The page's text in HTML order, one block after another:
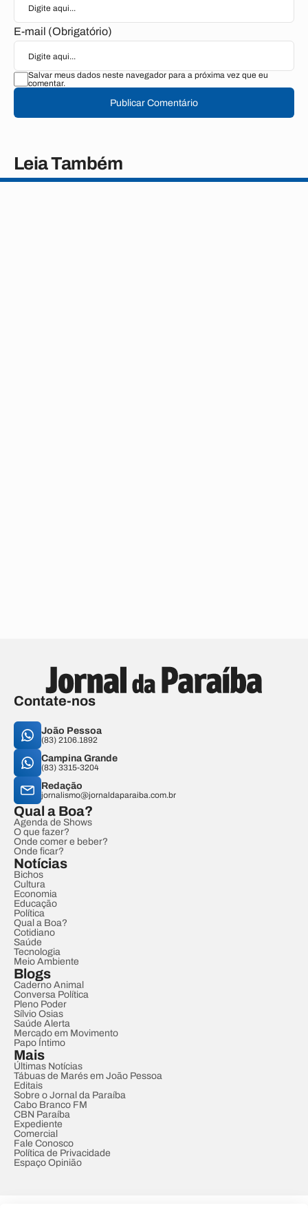
E-mail (Obrigatório)
Salvar meus dados neste navegador para a próxima vez que eu
comentar.
Publicar Comentário
Leia Também
Contate-nos
João Pessoa
(83) 2106.1892
Campina Grande
(83) 3315-3204
Redação
jornalismo@jornaldaparaiba.com.br
Qual a Boa?
Agenda de Shows
O que fazer?
Onde comer e beber?
Onde ficar?
Notícias
Bichos
Cultura
Economia
Educação
Política
Qual a Boa?
Cotidiano
Saúde
Tecnologia
Meio Ambiente
Blogs
Caderno Animal
Conversa Política
Pleno Poder
Sílvio Osias
Saúde Alerta
Mercado em Movimento
Papo Íntimo
Mais
Últimas Notícias
Tábuas de Marés em João Pessoa
Editais
Sobre o Jornal da Paraíba
Cabo Branco FM
CBN Paraíba
Expediente
Comercial
Fale Conosco
Política de Privacidade
Espaço Opinião